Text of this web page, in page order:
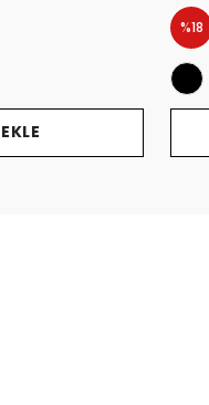
%18